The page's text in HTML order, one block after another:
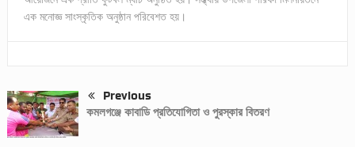
এক মনোজ্ঞ সাংস্কৃতিক অনুষ্ঠান পরিবেশত হয়।
Previous
কমলগঞ্জে কাবাডি প্রতিযোগিতা ও পুরস্কার বিতরণ